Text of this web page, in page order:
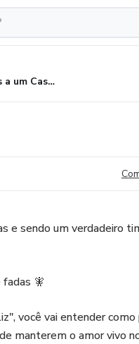
"Das Brigas a um Casamento Feliz"
e sendo um verdadeiro
🧚
você vai entender
manterem o amor vivo